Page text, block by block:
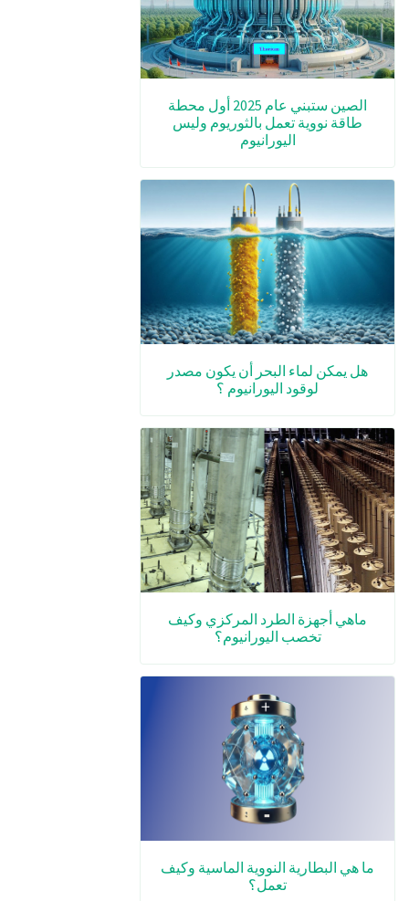
الصين ستبني عام 2025 أول محطة
طاقة نووية تعمل بالثوريوم وليس
اليورانيوم
هل يمكن لماء البحر أن يكون مصدر
لوقود اليورانيوم ؟
ماهي أجهزة الطرد المركزي وكيف
تخصب اليورانيوم؟
ما هي البطارية النووية الماسية وكيف
تعمل؟